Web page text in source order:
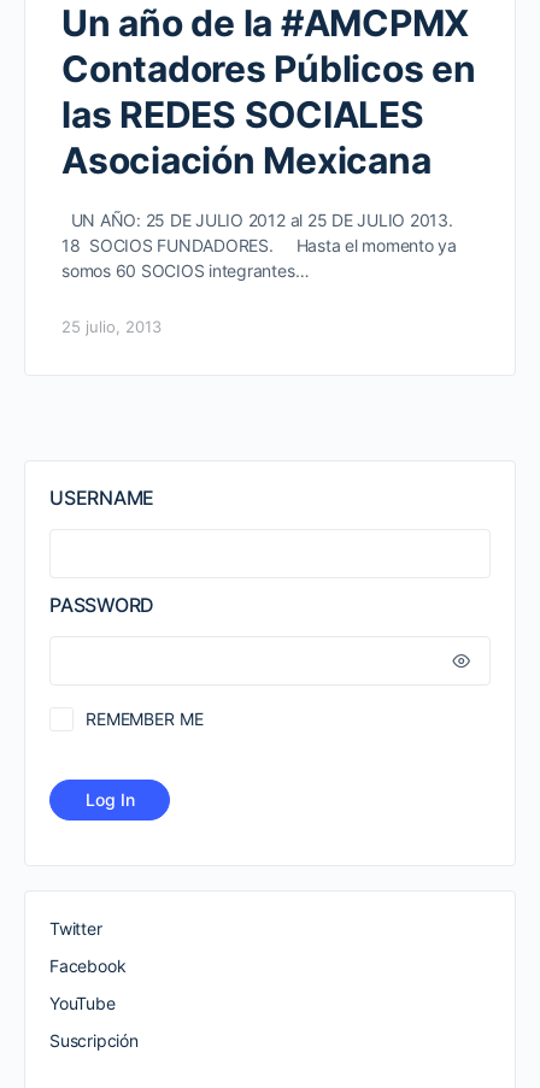
Un año de la #AMCPMX
Contadores Públicos en
las REDES SOCIALES
Asociación Mexicana
UN AÑO: 25 DE JULIO 2012 al 25 DE JULIO 2013.
18 SOCIOS FUNDADORES. Hasta el momento ya
somos 60 SOCIOS integrantes…
25 julio, 2013
USERNAME
PASSWORD
REMEMBER ME
Twitter
Facebook
YouTube
Suscripción